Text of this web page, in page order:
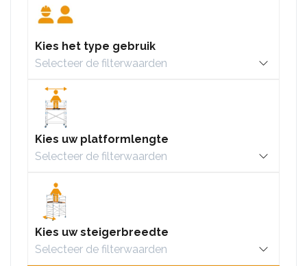
Kies het type gebruik
Kies uw platformlengte
Kies uw steigerbreedte